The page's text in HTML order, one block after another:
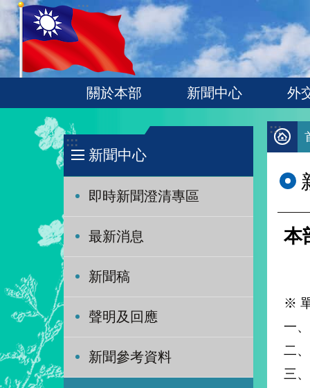
跳到主要內容區塊
:::
關於本部 新聞中心 外
:::
新聞中心
即時新聞澄清專區
最新消息
新聞稿
聲明及回應
新聞參考資料
:::
本
※
一
二
三